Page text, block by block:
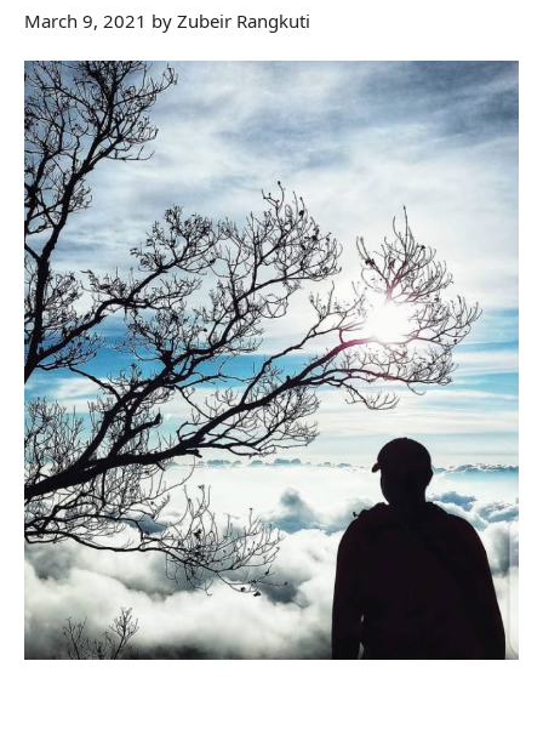
March 9, 2021 by Zubeir Rangkuti